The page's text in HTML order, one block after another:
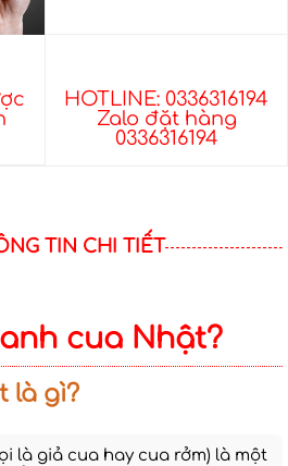
HOTLINE: 0336316194
Zalo đặt hàng
0336316194
TIN CHI TIẾT
cua Nhật?
là gì?
là giả cua hay cua rởm) là một